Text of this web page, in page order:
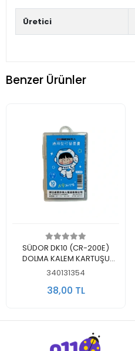
Üretici
Benzer Ürünler
Sepete Ekle
SÜDOR DK10 (CR-200E)
DOLMA KALEM KARTUŞU
YEDEK 10'LU BLISTERLİ MAVİ
340131354
38,00 TL